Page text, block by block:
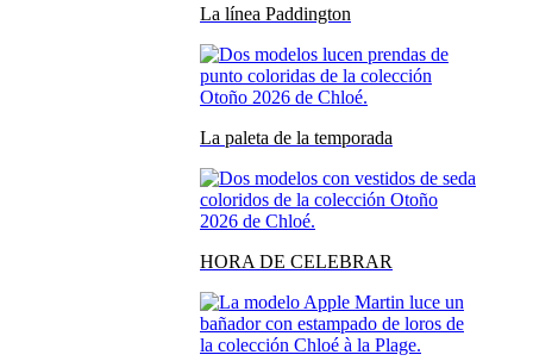
La línea Paddington
La paleta de la temporada
HORA DE CELEBRAR